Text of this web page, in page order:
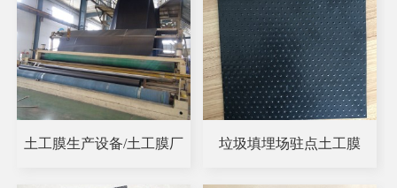
土工膜生产设备/土工膜厂 垃圾填埋场驻点土工膜